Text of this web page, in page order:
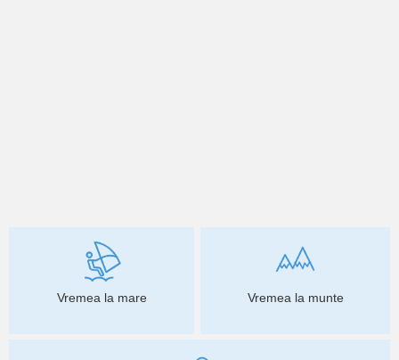
Vremea la mare Vremea la munte